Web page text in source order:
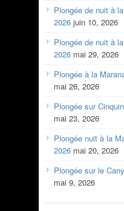
Plongée de nuit à
2026 juin 10, 2026
Plongée de nuit à
2026 mai 29, 2026
Plongée à la
mai 26, 2026
Plongée sur
mai 23, 2026
Plongée nuit à la
2026 mai 20, 2026
Plongée sur le
mai 9, 2026